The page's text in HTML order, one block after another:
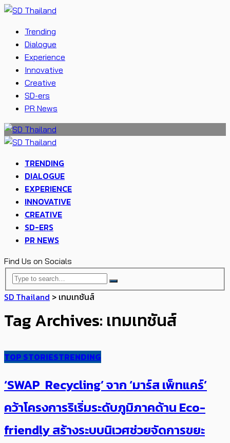
Trending
Dialogue
Experience
Innovative
Creative
SD-ers
PR News
TRENDING
DIALOGUE
EXPERIENCE
INNOVATIVE
CREATIVE
SD-ERS
PR NEWS
Find Us on Socials
SD Thailand > เทมเทชันส์
Tag Archives: เทมเทชันส์
TOP STORIESTRENDING
‘SWAP Recycling’ จาก ‘มาร์ส เพ็ทแคร์’
คว้าโครงการริเริ่มระดับภูมิภาคด้าน Eco-
friendly สร้างระบบนิเวศช่วยจัดการขยะ